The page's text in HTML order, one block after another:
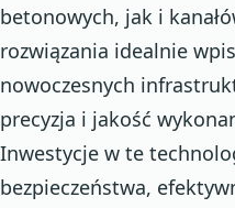
betonowych, jak i
rozwiązania idealnie
nowoczesnych
precyzja i jakość
Inwestycje w te
bezpieczeństwa,